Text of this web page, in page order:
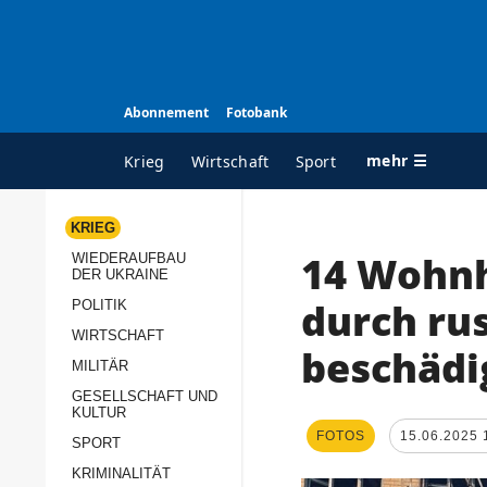
Abonnement Fotobank
Krieg Wirtschaft Sport mehr ☰
ALLE RUBRIKEN
Wiederaufbau der
Politik
Militär
KRIEG
WIEDERAUFBAU
DER UKRAINE
POLITIK
WIRTSCHAFT
MILITÄR
GESELLSCHAFT UND
KULTUR
SPORT
KRIMINALITÄT
14
durch
FOTOS 15.06.2025